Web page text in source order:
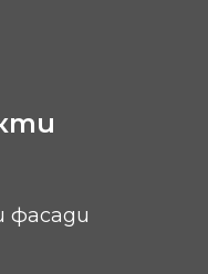
фасади